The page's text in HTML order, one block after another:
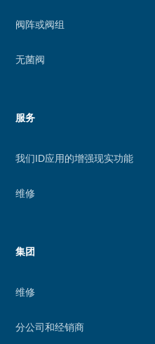
阀阵或阀组
无菌阀
服务
我们ID应用的增强现实功能
维修
集团
维修
分公司和经销商